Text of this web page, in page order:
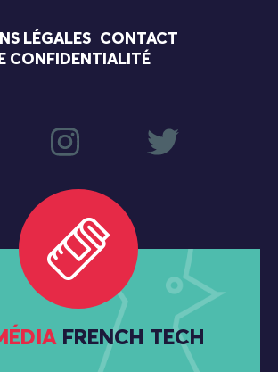
LÉGALES
CONTACT
CONFIDENTIALITÉ
FRENCH TECH